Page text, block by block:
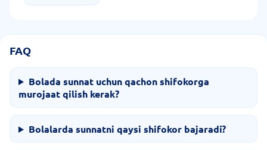
FAQ
Bolada sunnat uchun qachon shifokorga
murojaat qilish kerak?
Bolalarda sunnatni qaysi shifokor bajaradi?